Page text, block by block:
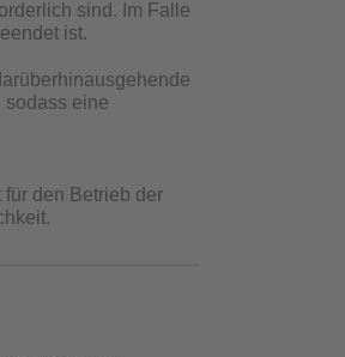
sind. Im Falle
ist.
sodass eine
den Betrieb der